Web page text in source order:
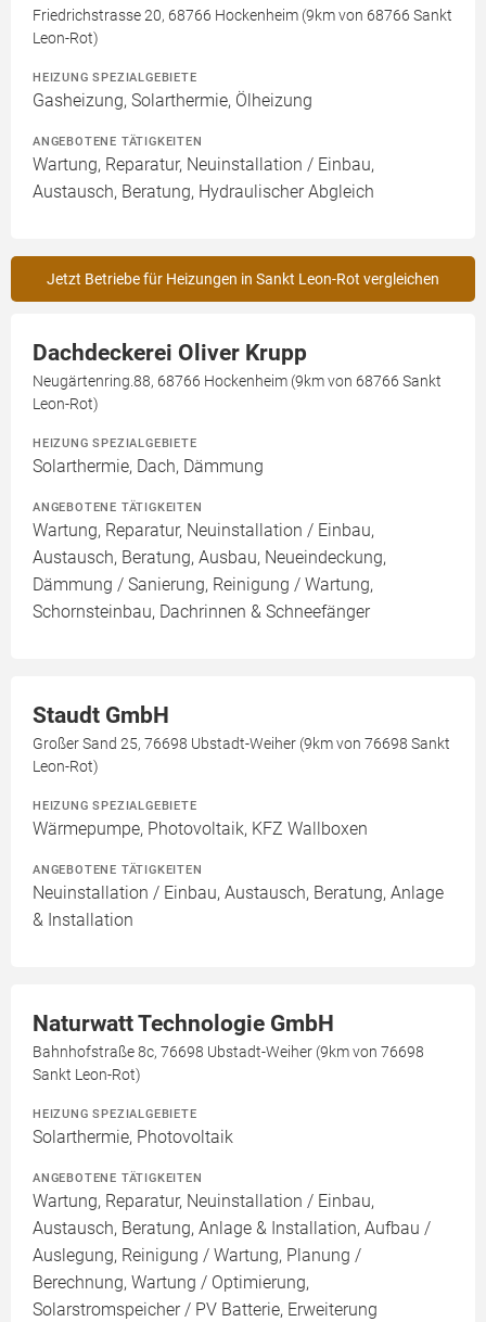
Friedrichstrasse 20, 68766 Hockenheim (9km von 68766 Sankt
Leon-Rot)
HEIZUNG SPEZIALGEBIETE
Gasheizung, Solarthermie, Ölheizung
ANGEBOTENE TÄTIGKEITEN
Wartung, Reparatur, Neuinstallation / Einbau,
Austausch, Beratung, Hydraulischer Abgleich
Jetzt Betriebe für Heizungen in Sankt Leon-Rot vergleichen
Dachdeckerei Oliver Krupp
Neugärtenring.88, 68766 Hockenheim (9km von 68766 Sankt
Leon-Rot)
HEIZUNG SPEZIALGEBIETE
Solarthermie, Dach, Dämmung
ANGEBOTENE TÄTIGKEITEN
Wartung, Reparatur, Neuinstallation / Einbau,
Austausch, Beratung, Ausbau, Neueindeckung,
Dämmung / Sanierung, Reinigung / Wartung,
Schornsteinbau, Dachrinnen & Schneefänger
Staudt GmbH
Großer Sand 25, 76698 Ubstadt-Weiher (9km von 76698 Sankt
Leon-Rot)
HEIZUNG SPEZIALGEBIETE
Wärmepumpe, Photovoltaik, KFZ Wallboxen
ANGEBOTENE TÄTIGKEITEN
Neuinstallation / Einbau, Austausch, Beratung, Anlage
& Installation
Naturwatt Technologie GmbH
Bahnhofstraße 8c, 76698 Ubstadt-Weiher (9km von 76698
Sankt Leon-Rot)
HEIZUNG SPEZIALGEBIETE
Solarthermie, Photovoltaik
ANGEBOTENE TÄTIGKEITEN
Wartung, Reparatur, Neuinstallation / Einbau,
Austausch, Beratung, Anlage & Installation, Aufbau /
Auslegung, Reinigung / Wartung, Planung /
Berechnung, Wartung / Optimierung,
Solarstromspeicher / PV Batterie, Erweiterung